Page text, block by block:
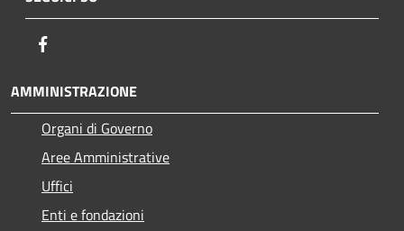
AMMINISTRAZIONE
Organi di Governo
Aree Amministrative
Uffici
Enti e fondazioni